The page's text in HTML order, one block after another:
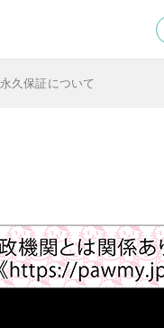
永久保証について